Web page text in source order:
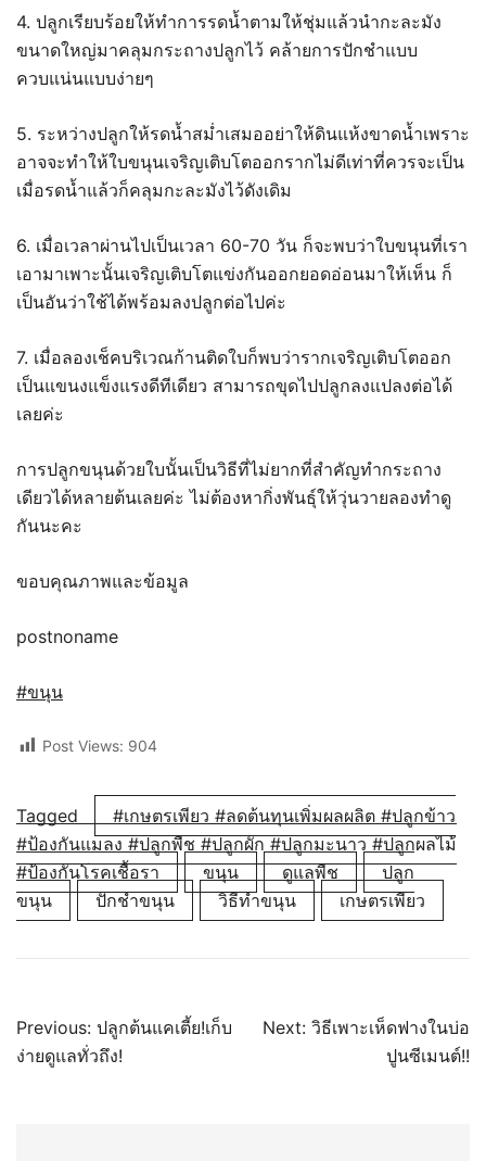
4. ปลูกเรียบร้อยให้ทำการรดน้ำตามให้ชุ่มแล้วนำกะละมัง
ขนาดใหญ่มาคลุมกระถางปลูกไว้ คล้ายการปักชำแบบ
ควบแน่นแบบง่ายๆ
5. ระหว่างปลูกให้รดน้ำสม่ำเสมออย่าให้ดินแห้งขาดน้ำเพราะ
อาจจะทำให้ใบขนุนเจริญเติบโตออกรากไม่ดีเท่าที่ควรจะเป็น
เมื่อรดน้ำแล้วก็คลุมกะละมังไว้ดังเดิม
6. เมื่อเวลาผ่านไปเป็นเวลา 60-70 วัน ก็จะพบว่าใบขนุนที่เรา
เอามาเพาะนั้นเจริญเติบโตแข่งกันออกยอดอ่อนมาให้เห็น ก็
เป็นอันว่าใช้ได้พร้อมลงปลูกต่อไปค่ะ
7. เมื่อลองเช็คบริเวณก้านติดใบก็พบว่ารากเจริญเติบโตออก
เป็นแขนงแข็งแรงดีทีเดียว สามารถขุดไปปลูกลงแปลงต่อได้
เลยค่ะ
การปลูกขนุนด้วยใบนั้นเป็นวิธีที่ไม่ยากที่สำคัญทำกระถาง
เดียวได้หลายต้นเลยค่ะ ไม่ต้องหากิ่งพันธุ์ให้วุ่นวายลองทำดู
กันนะคะ
ขอบคุณภาพและข้อมูล
postnoname
#ขนุน
Post Views: 904
Tagged
#เกษตรเพียว #ลดต้นทุนเพิ่มผลผลิต #ปลูกข้าว
#ป้องกันแมลง #ปลูกพืช #ปลูกผัก #ปลูกมะนาว #ปลูกผลไม้
#ป้องกันโรคเชื้อรา
ขนุน ดูแลพืช
ปลูก
ขนุน
ปักชำขนุน วิธีทำขนุน เกษตรเพียว
แนะแนว
Previous: ปลูกต้นแคเตี้ย!เก็บ
ง่ายดูแลทั่วถึง!
Next: วิธีเพาะเห็ดฟางในบ่อ
ปูนซีเมนต์!!